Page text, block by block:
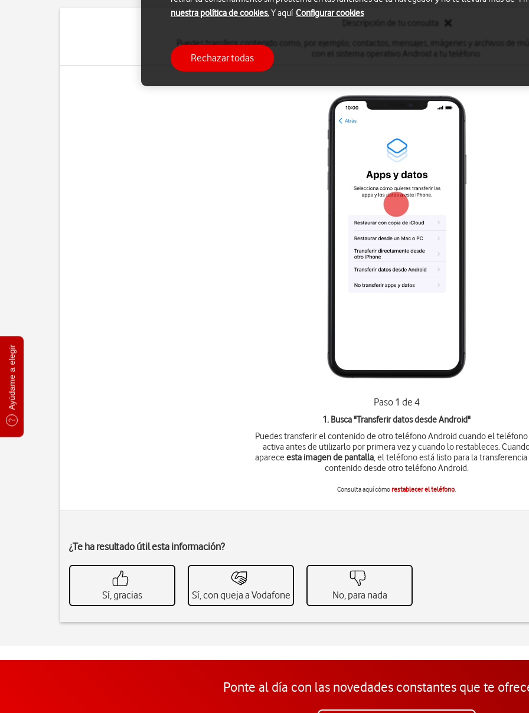
Ayúdame a elegir
Puedes transferir contenido como, por ejemplo, contactos, mensajes, imágenes y archivos de
con el sistema operativo Android a tu teléfono.
Paso 1 de 4
1. Busca "Transferir datos desde Android"
Puedes transferir el contenido de otro teléfono Android cuando el teléfono
activa antes de utilizarlo por primera vez y cuando lo restableces.
aparece esta imagen de pantalla, el teléfono está listo para la transferencia
contenido desde otro teléfono Android.
Consulta aquí cómorestablecer el teléfono.
¿Te ha resultado útil esta información?
Sí, gracias Sí, con queja a Vodafone No, para nada
Ponte al día con las novedades constantes que te
nuestra política de cookies.Y aquí Configurar cookies
Rechazar todas